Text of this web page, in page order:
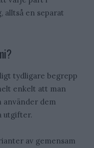
alltså en separat
tydligare begrepp
enkelt att man
använder dem
utgifter.
av gemensam